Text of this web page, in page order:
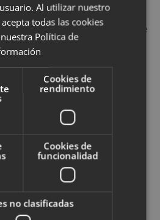
los ojos:Pasamos un algodón
agua micelar por la sombra de
El color desaparece por
de pasadas.
máscara de pestañas y el
hay que dar ligeros
algodón humedecido
que el algodón atrape los
con todo tipo de
incluso con las
humedecemos el algodón
Al utilizar nuestro
todas las cookies
Política de
Cookies de
rendimiento
Cookies de
funcionalidad
no clasificadas